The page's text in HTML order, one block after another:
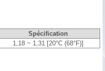
Spécification
1,18 ~ 1,31 [20°C (68°F)]